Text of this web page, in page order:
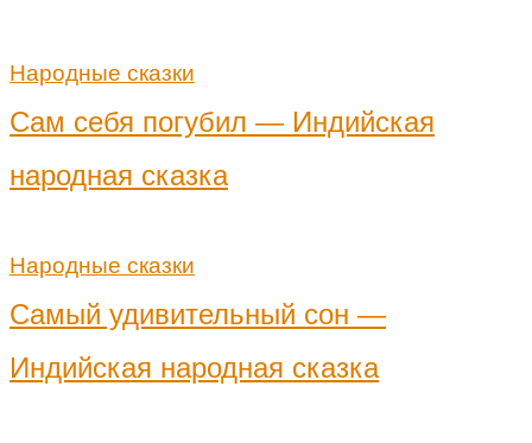
Народные сказки
Сам себя погубил — Индийская
народная сказка
Народные сказки
Самый удивительный сон —
Индийская народная сказка